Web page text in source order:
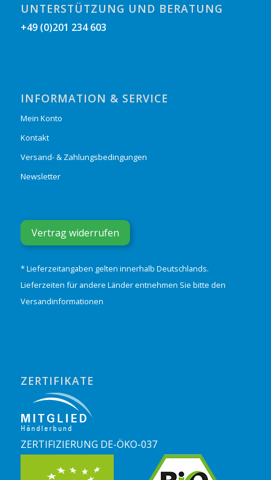
UNTERSTÜTZUNG UND BERATUNG
+49 (0)201 234 603
INFORMATION & SERVICE
Mein Konto
Kontakt
Versand- & Zahlungsbedingungen
Newsletter
Vertrag widerrufen
* Lieferzeitangaben gelten innerhalb Deutschlands.
Lieferzeiten für andere Länder entnehmen Sie bitte den
Versandinformationen
ZERTIFIKATE
ZERTIFIZIERUNG DE-ÖKO-037